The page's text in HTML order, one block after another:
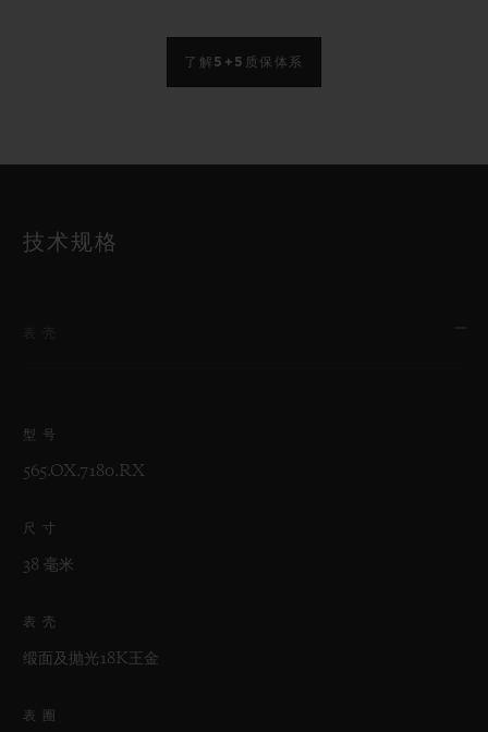
了解5+5质保体系
技术规格
型号
565.OX.7180.RX
尺寸
38 毫米
表壳
缎面及抛光18K王金
表圈